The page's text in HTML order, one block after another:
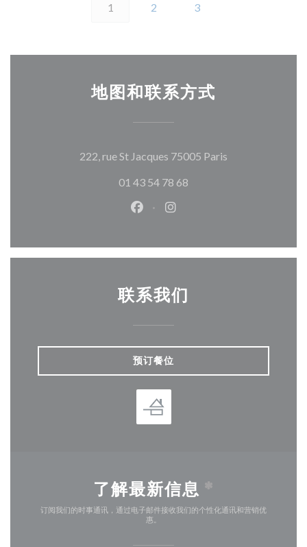
1 2 3
地图和联系方式
222, rue St Jacques 75005 Paris
01 43 54 78 68
Facebook ((在新窗口中打开))
Instagram ((在新窗口中
联系我们
预订餐位
了解最新信息 *
订阅我们的时事通讯，通过电子邮件接收我们的个性化通讯和营销优
惠。